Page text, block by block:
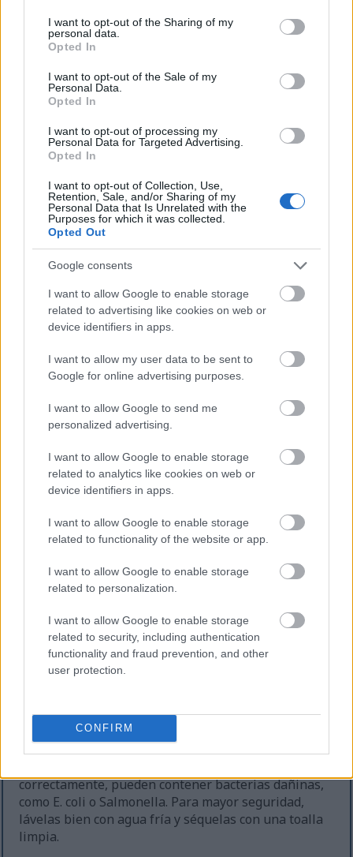
not limited to your visit or usage behaviour. You may click to
grant or deny consent to Google and its third-party tags to
use your data for below specified purposes in below Google
consent section.
I want to opt-out of the Sharing of my
personal data.
Opted In
I want to opt-out of the Sale of my
Personal Data.
Opted In
I want to opt-out of processing my
Personal Data for Targeted Advertising.
Opted In
I want to opt-out of Collection, Use,
Retention, Sale, and/or Sharing of my
Personal Data that Is Unrelated with the
Purposes for which it was collected.
Opted Out
Google consents
I want to allow Google to enable storage
related to advertising like cookies on web or
device identifiers in apps.
I want to allow my user data to be sent to
Google for online advertising purposes.
I want to allow Google to send me
personalized advertising.
I want to allow Google to enable storage
related to analytics like cookies on web or
device identifiers in apps.
I want to allow Google to enable storage
related to functionality of the website or app.
I want to allow Google to enable storage
related to personalization.
I want to allow Google to enable storage
related to security, including authentication
functionality and fraud prevention, and other
user protection.
CONFIRM
frambuesas a tu dieta
Añadir frambuesas a tu dieta es fácil y divertido.
Estas coloridas bayas se pueden disfrutar de
muchas maneras. Le dan un toque especial a
cualquier comida. Las frambuesas frescas son
ideales para picar, llenas de sabor y beneficios para
la salud.
frambuesas:
Agregue frambuesas frescas a su cereal o
avena del desayuno para darle un toque frutal.
refrescante llena de antioxidantes.
Cubre tu yogur favorito con frambuesas para
un delicioso desayuno o merienda.
Las frambuesas también pueden enriquecer los
platos salados. Prueba a añadirlas a las ensaladas
para una dulce sorpresa. También son ideales en
Si te gusta cocinar, prueba a preparar mermeladas o
perfectas para acompañar tostadas o panqueques.
¡Las opciones de snacks de frambuesa son infinitas y
para todos los gustos!
Riesgos potenciales de comer
frambuesas
Las frambuesas son deliciosas y están llenas de
nutrientes. Sin embargo, es fundamental conocer
los riesgos que pueden presentar. Algunas personas
pueden ser alérgicas a las frambuesas, lo que puede
estomacales.
También es importante considerar la seguridad
correctamente, pueden contener bacterias dañinas,
como E. coli o Salmonella. Para mayor seguridad,
lávelas bien con agua fría y séquelas con una toalla
limpia.